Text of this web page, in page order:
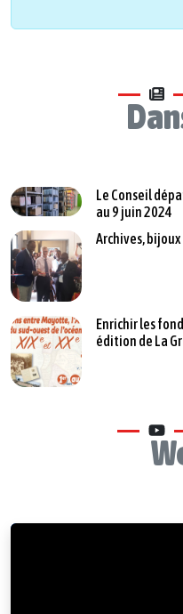
Le Conseil
au 9 juin 2024
Archives,
Enrichir les
édition de La